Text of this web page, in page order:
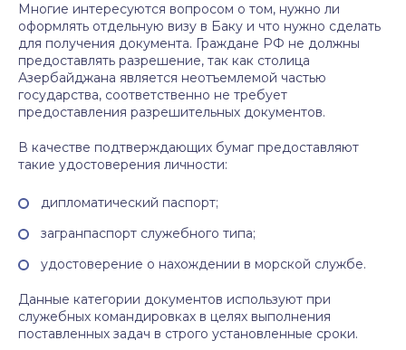
Многие интересуются вопросом о том, нужно ли
оформлять отдельную визу в Баку и что нужно сделать
для получения документа. Граждане РФ не должны
предоставлять разрешение, так как столица
Азербайджана является неотъемлемой частью
государства, соответственно не требует
предоставления разрешительных документов.
В качестве подтверждающих бумаг предоставляют
такие удостоверения личности:
дипломатический паспорт;
загранпаспорт служебного типа;
удостоверение о нахождении в морской службе.
Данные категории документов используют при
служебных командировках в целях выполнения
поставленных задач в строго установленные сроки.